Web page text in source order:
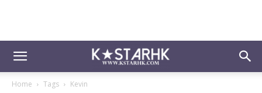
Home Tags Kevin